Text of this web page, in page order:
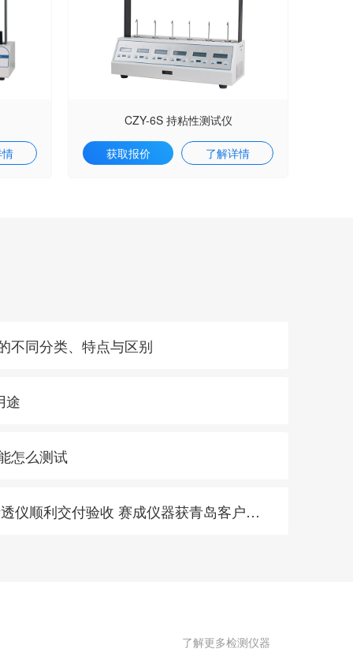
CZY-6S 持粘性测试仪
获取报价 了解详情
不同分类、特点与区别
途
怎么测试
· GPT-201 压差法气体渗透仪顺利交付验收 赛成仪器获青岛客户认可
了解更多检测仪器